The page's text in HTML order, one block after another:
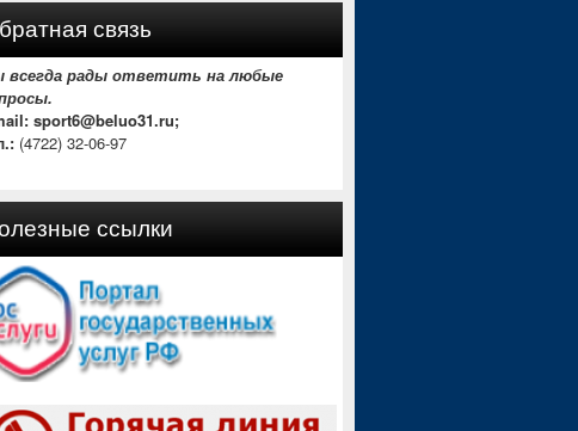
связь
всегда рады ответить на любые
sport6@beluo31.ru;
(4722) 32-06-97
ссылки